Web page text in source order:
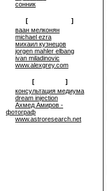
сонник
[
]
ваан мелконян
michael ezra
михаил кузнецов
jorgen mahler elbang
ivan miladinovic
www.alexgrey.com
[
]
консультация медиума
dream injection
Ахмед Амиров -
фотограф
www.astroresearch.net